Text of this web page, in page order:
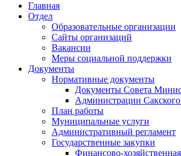
Главная
Отдел
Образовательные организации
Сайты организаций
Вакансии
Меры социальной поддержки
Документы
Нормативные документы
Документы Совета
Администрации
План работы
Муниципальные услуги
Административный регламент
Государственные закупки
Финансово-